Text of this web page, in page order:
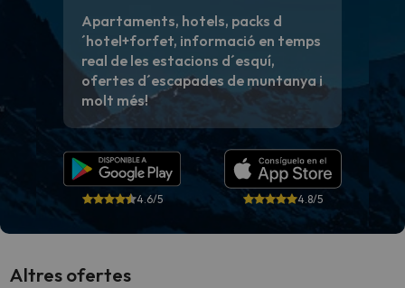
Apartaments, hotels, packs d
´hotel+forfet, informació en temps
real de les estacions d´esquí,
ofertes d´escapades de muntanya i
molt més!
4.6/5 4.8/5
Altres ofertes